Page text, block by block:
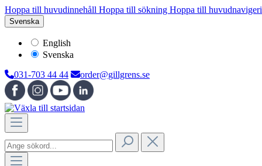
Hoppa till huvudinnehåll Hoppa till sökning Hoppa till
Svenska
English
Svenska
031-703 44 44
order@gillgrens.se